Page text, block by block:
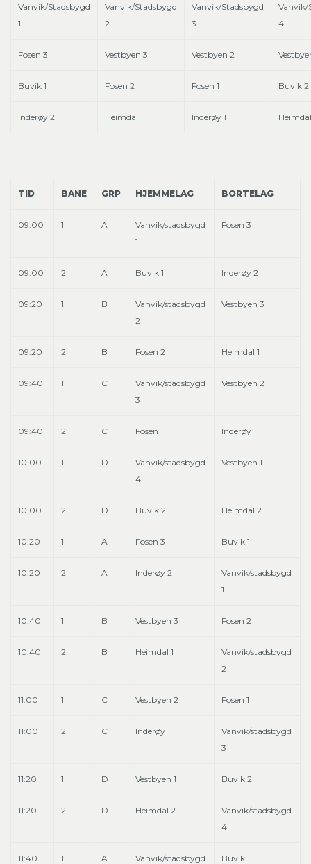
Vanvik/Stadsbygd
1
Vanvik/Stadsbygd
2
Vanvik/Stadsbygd
3
Vanvik/
4
Fosen 3 Vestbyen 3 Vestbyen 2
Buvik 1 Fosen 2 Fosen 1 Buvik 2
Inderøy 2 Heimdal 1 Inderøy 1
TID BANE GRP HJEMMELAG BORTELAG
09:00 1 A
Vanvik/stadsbygd
1
Fosen 3
09:00 2 A Buvik 1 Inderøy 2
09:20 1 B
Vanvik/stadsbygd
2
Vestbyen 3
09:20 2 B Fosen 2 Heimdal 1
09:40 1 C
Vanvik/stadsbygd
3
Vestbyen 2
09:40 2 C Fosen 1 Inderøy 1
10:00 1 D
Vanvik/stadsbygd
4
Vestbyen 1
10:00 2 D Buvik 2 Heimdal 2
10:20 1 A Fosen 3 Buvik 1
10:20 2 A Inderøy 2
Vanvik/stadsbygd
1
10:40 1 B Vestbyen 3 Fosen 2
10:40 2 B Heimdal 1
Vanvik/stadsbygd
2
11:00 1 C Vestbyen 2 Fosen 1
11:00 2 C Inderøy 1
Vanvik/stadsbygd
3
11:20 1 D Vestbyen 1 Buvik 2
11:20 2 D Heimdal 2
Vanvik/stadsbygd
4
11:40 1 A
Vanvik/stadsbygd
Buvik 1